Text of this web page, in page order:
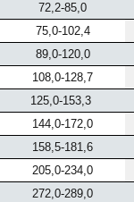
72,2-85,0
75,0-102,4
89,0-120,0
108,0-128,7
125,0-153,3
144,0-172,0
158,5-181,6
205,0-234,0
272,0-289,0